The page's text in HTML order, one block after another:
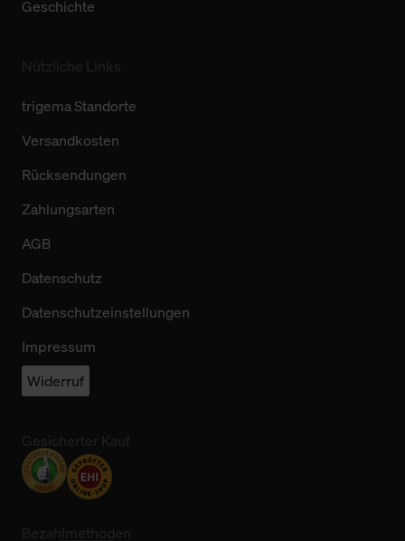
Geschichte
trigema Standorte
Versandkosten
Rücksendungen
Zahlungsarten
AGB
Datenschutz
Datenschutzeinstellungen
Impressum
Widerruf